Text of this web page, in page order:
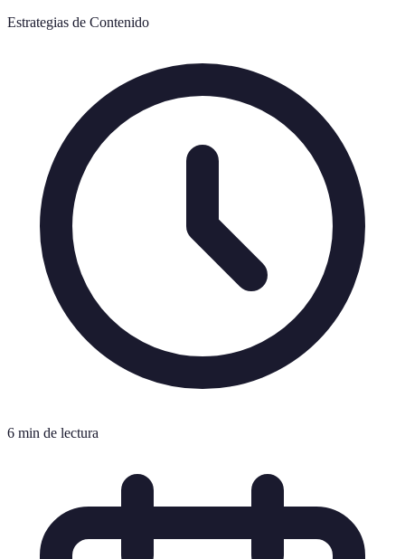
Estrategias de Contenido
6 min de lectura